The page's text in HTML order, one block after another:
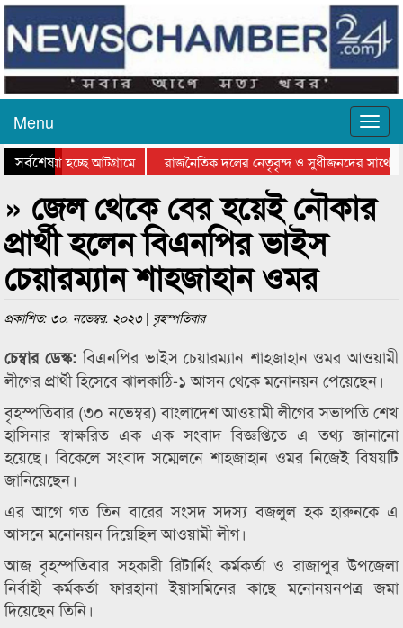
Menu
সর্বশেষ
যাওয়া হচ্ছে আটগ্রামে
রাজনৈতিক দলের নেতৃবৃন্দ ও সুধীজনদের সাথে
সিলেটে বাংলাদেশ গ্রুপ থিয়েটার ফেডারেশানের
» জেল থেকে বের হয়েই নৌকার
প্রার্থী হলেন বিএনপির ভাইস
চেয়ারম্যান শাহজাহান ওমর
প্রকাশিত: ৩০. নভেম্বর. ২০২৩ | বৃহস্পতিবার
চেম্বার ডেস্ক:বিএনপির ভাইস চেয়ারম্যান শাহজাহান ওমর আওয়ামী
লীগের প্রার্থী হিসেবে ঝালকাঠি-১ আসন থেকে মনোনয়ন পেয়েছেন।
বৃহস্পতিবার (৩০ নভেম্বর) বাংলাদেশ আওয়ামী লীগের সভাপতি শেখ
হাসিনার স্বাক্ষরিত এক এক সংবাদ বিজ্ঞপ্তিতে এ তথ্য জানানো
হয়েছে। বিকেলে সংবাদ সম্মেলনে শাহজাহান ওমর নিজেই বিষয়টি
জানিয়েছেন।
এর আগে গত তিন বারের সংসদ সদস্য বজলুল হক হারুনকে এ
আসনে মনোনয়ন দিয়েছিল আওয়ামী লীগ।
আজ বৃহস্পতিবার সহকারী রিটার্নিং কর্মকর্তা ও রাজাপুর উপজেলা
নির্বাহী কর্মকর্তা ফারহানা ইয়াসমিনের কাছে মনোনয়নপত্র জমা
দিয়েছেন তিনি।